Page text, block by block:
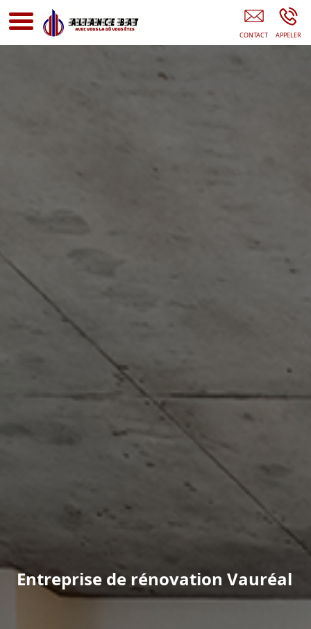
Entreprise De Rénovation ARGENTEUIL
Entreprise de rénovation Vauréal